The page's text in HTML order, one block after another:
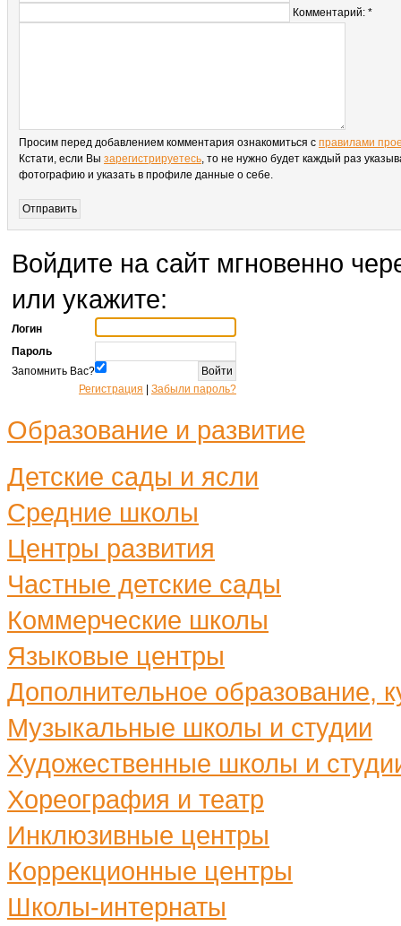
Комментарий: *
Просим перед добавлением комментария ознакомиться с правилами
Кстати, если Вы зарегистрируетесь, то не нужно будет каждый раз
фотографию и указать в профиле данные о себе.
Войдите на сайт мгновенно
или укажите:
Логин
Пароль
Запомнить Вас?
Регистрация
Забыли пароль?
Образование и развитие
Детские сады и ясли
Средние школы
Центры развития
Частные детские сады
Коммерческие школы
Языковые центры
Дополнительное образование,
Музыкальные школы и студии
Художественные школы и
Хореография и театр
Инклюзивные центры
Коррекционные центры
Школы-интернаты